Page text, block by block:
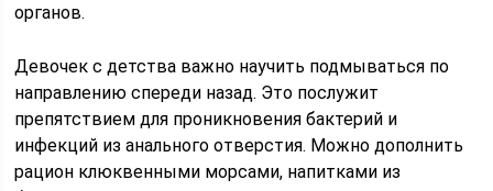
органов.
Девочек с детства важно научить подмываться по
направлению спереди назад. Это послужит
препятствием для проникновения бактерий и
инфекций из анального отверстия. Можно дополнить
рацион клюквенными морсами, напитками из